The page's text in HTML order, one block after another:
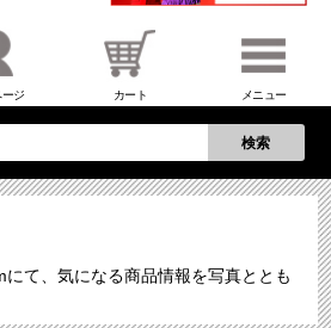
ジ カート メニュー
検索
て、気になる商品情報を写真ととも